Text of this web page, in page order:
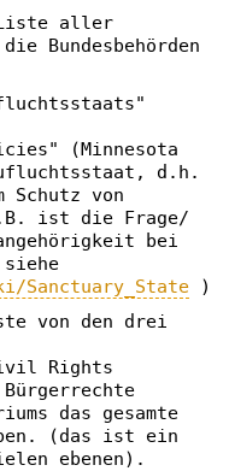
Liste aller
Bundesbehörden
(Minnesota
d.h.
Schutz von
ist die Frage/
bei
Sanctuary_State )
von den drei
Rights
das gesamte
(das ist ein
ebenen).